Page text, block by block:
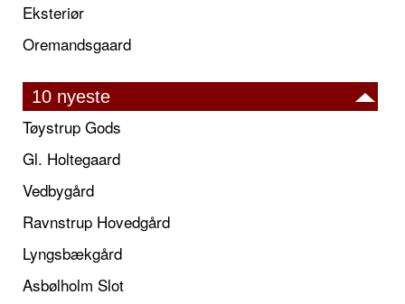
Eksteriør
Oremandsgaard
10 nyeste
Tøystrup Gods
Gl. Holtegaard
Vedbygård
Ravnstrup Hovedgård
Lyngsbækgård
Asbølholm Slot